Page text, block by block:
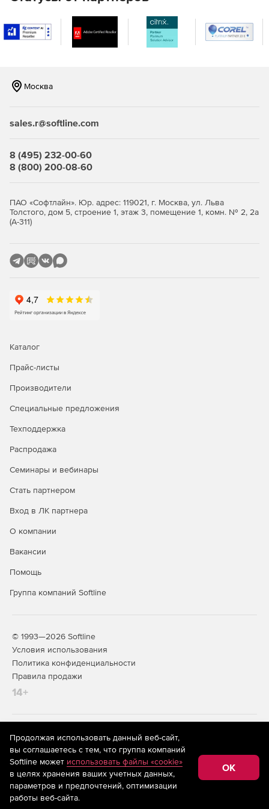
Москва
sales.r@softline.com
8 (495) 232-00-60
8 (800) 200-08-60
ПАО «Софтлайн». Юр. адрес: 119021, г. Москва, ул. Льва
Толстого, дом 5, строение 1, этаж 3, помещение 1, комн. № 2, 2а
(А-311)
Каталог
Прайс-листы
Производители
Специальные предложения
Техподдержка
Распродажа
Семинары и вебинары
Стать партнером
Вход в ЛК партнера
О компании
Вакансии
Помощь
Группа компаний Softline
© 1993—2026 Softline
Условия использования
Политика конфиденциальности
Правила продажи
14+
На информационном ресурсе store.softline.ru применяются
рекомендательные технологии
(информационные технологии
предоставления информации на основе сбора,
систематизации и анализа сведений, относящихся к
предпочтениям пользователей сети «Интернет»,
находящихся на территории Российской Федерации)
Продолжая использовать данный веб-сайт,
вы соглашаетесь с тем, что группа компаний
Softline может использовать файлы «cookie»
в целях хранения ваших учетных данных,
параметров и предпочтений, оптимизации
работы веб-сайта.
OK